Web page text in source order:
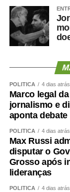
POLÍTICA 4 dias atrás
Marco legal
jornalismo e
aponta debate
POLÍTICA 4 dias atrás
Max Russi
disputar o
Grosso após
lideranças
POLÍTICA 4 dias atrás